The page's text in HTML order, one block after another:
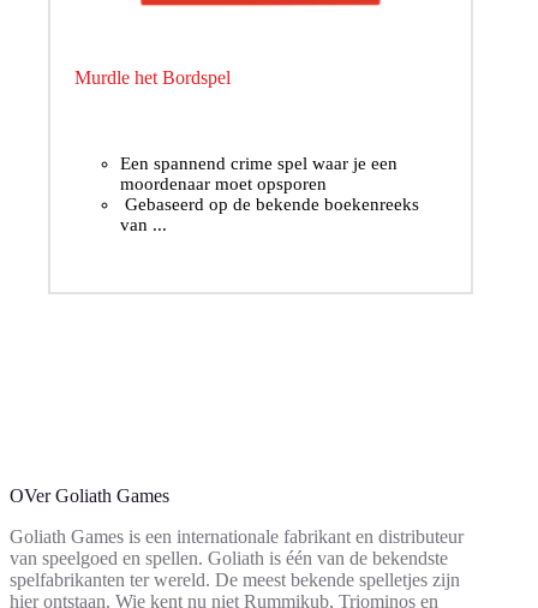
Murdle het Bordspel
Een spannend crime spel waar je een
moordenaar moet opsporen
Gebaseerd op de bekende boekenreeks
van ...
OVer Goliath Games
Goliath Games is een internationale fabrikant en distributeur
van speelgoed en spellen. Goliath is één van de bekendste
spelfabrikanten ter wereld. De meest bekende spelletjes zijn
hier ontstaan. Wie kent nu niet Rummikub, Triominos en